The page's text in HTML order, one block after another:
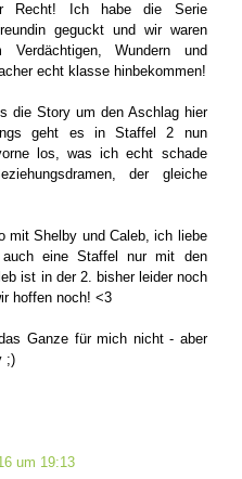
Recht! Ich habe die Serie
geguckt und wir waren
Verdächtigen, Wundern und
echt klasse hinbekommen!
die Story um den Aschlag hier
geht es in Staffel 2 nun
los, was ich echt schade
der gleiche
mit Shelby und Caleb, ich liebe
eine Staffel nur mit den
ist in der 2. bisher leider noch
hoffen noch! <3
Ganze für mich nicht - aber
;)
um 19:13